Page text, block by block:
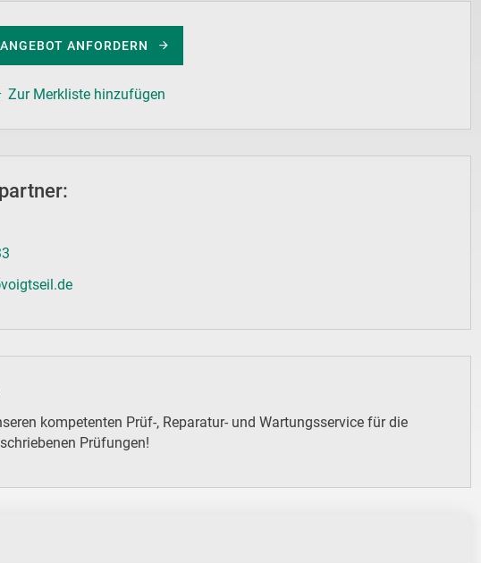
ANGEBOT ANFORDERN
Zur Merkliste hinzufügen
kompetenten Prüf-, Reparatur- und Wartungsservice für die
Prüfungen!